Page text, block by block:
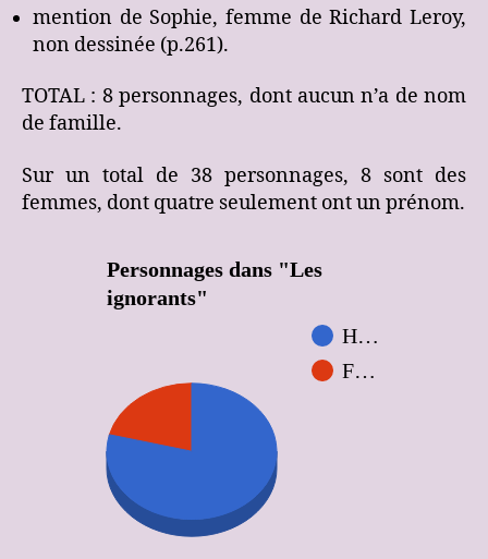
mention de Sophie, femme de Richard Leroy,
non dessinée (p.261).
TOTAL : 8 personnages, dont aucun n’a de nom
de famille.
Sur un total de 38 personnages, 8 sont des
femmes, dont quatre seulement ont un prénom.
Personnages dans "Les
ignorants"
H…
F…